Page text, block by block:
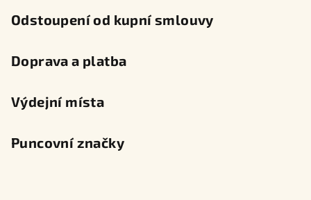
Odstoupení od kupní smlouvy
Doprava a platba
Výdejní místa
Puncovní značky